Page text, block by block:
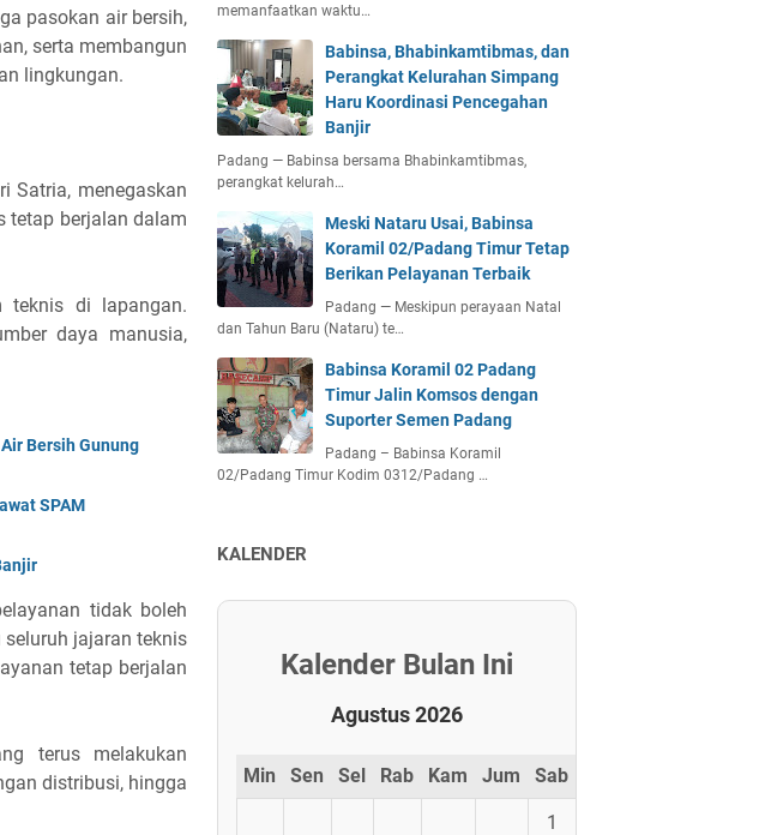
pasokan air bersih,
serta membangun
lingkungan.
Satria, menegaskan
tetap berjalan dalam
teknis di lapangan.
daya manusia,
Bersih Gunung
SPAM
tidak boleh
jajaran teknis
tetap berjalan
terus melakukan
distribusi, hingga
memanfaatkan waktu…
Babinsa, Bhabinkamtibmas, dan
Perangkat Kelurahan Simpang
Haru Koordinasi Pencegahan
Banjir
Padang — Babinsa bersama Bhabinkamtibmas,
perangkat kelurah…
Meski Nataru Usai, Babinsa
Koramil 02/Padang Timur Tetap
Berikan Pelayanan Terbaik
Padang — Meskipun perayaan Natal
dan Tahun Baru (Nataru) te…
Babinsa Koramil 02 Padang
Timur Jalin Komsos dengan
Suporter Semen Padang
Padang – Babinsa Koramil
02/Padang Timur Kodim 0312/Padang …
KALENDER
Kalender Bulan Ini
Agustus 2026
Min Sen Sel Rab Kam Jum Sab
1